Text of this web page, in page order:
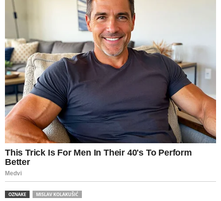
OZNAKE MISLAV KOLAKUŠIĆ